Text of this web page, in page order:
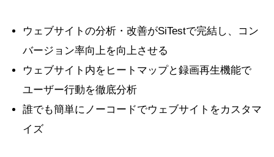
ウェブサイトの分析・改善がSiTestで完結し、コン
バージョン率向上を向上させる
ウェブサイト内をヒートマップと録画再生機能で
ユーザー行動を徹底分析
誰でも簡単にノーコードでウェブサイトをカスタマ
イズ